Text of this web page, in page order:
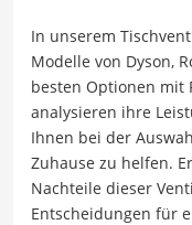
In unserem
Modelle von Dyson,
besten Optionen mit
analysieren ihre
Ihnen bei der
Zuhause zu helfen.
Nachteile dieser
Entscheidungen für